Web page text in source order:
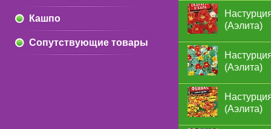
Кашпо
Сопутствующие товары
(Аэлита)
(Аэлита)
(Аэлита)